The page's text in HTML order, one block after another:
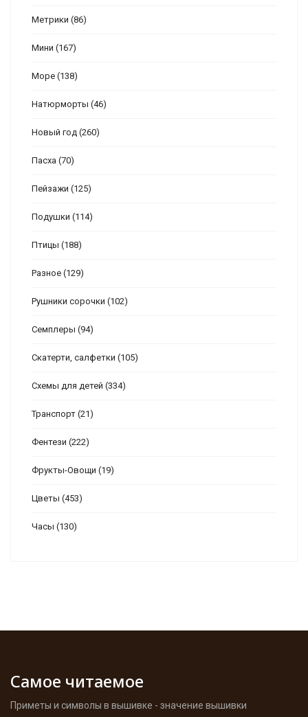
Метрики (86)
Мини (167)
Море (138)
Натюрморты (46)
Новый год (260)
Пасха (70)
Пейзажи (125)
Подушки (114)
Птицы (188)
Разное (129)
Рушники сорочки (102)
Семплеры (94)
Скатерти, салфетки (105)
Схемы для детей (334)
Транспорт (21)
Фентези (222)
Фрукты-Овощи (19)
Цветы (453)
Часы (130)
Самое читаемое
Приметы и символы в вышивке - значение вышивки